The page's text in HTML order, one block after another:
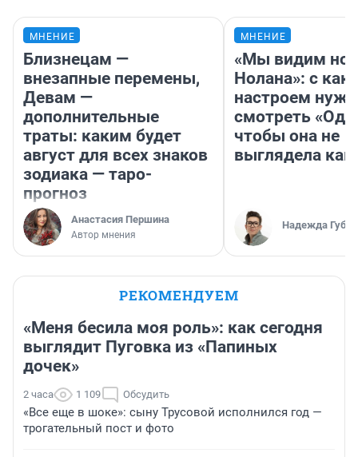
МНЕНИЕ
Близнецам —
внезапные перемены,
Девам —
дополнительные
траты: каким будет
август для всех знаков
зодиака — таро-
прогноз
Анастасия Першина
Автор мнения
МНЕНИЕ
«Мы видим
Нолана»: с
настроем
смотреть
чтобы она не
выглядела как
Надежда
РЕКОМЕНДУЕМ
«Меня бесила моя роль»: как сегодня
выглядит Пуговка из «Папиных
дочек»
2 часа 1 109 Обсудить
«Все еще в шоке»: сыну Трусовой исполнился год —
трогательный пост и фото